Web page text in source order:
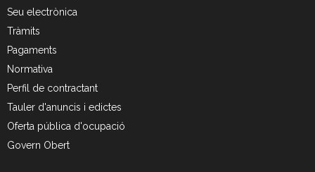
Seu electrònica
Tràmits
Pagaments
Normativa
Perfil de contractant
Tauler d'anuncis i edictes
Oferta pública d'ocupació
Govern Obert